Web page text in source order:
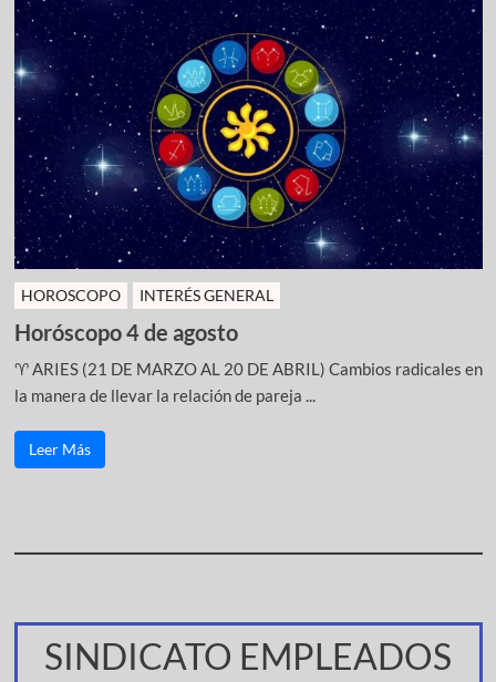
HOROSCOPO INTERÉS GENERAL
Horóscopo 4 de agosto
♈ ARIES (21 DE MARZO AL 20 DE ABRIL) Cambios radicales en
la manera de llevar la relación de pareja ...
Leer Más
SINDICATO EMPLEADOS